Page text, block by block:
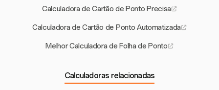
Calculadora de Cartão de Ponto Precisa
Calculadora de Cartão de Ponto Automatizada
Melhor Calculadora de Folha de Ponto
Calculadoras relacionadas